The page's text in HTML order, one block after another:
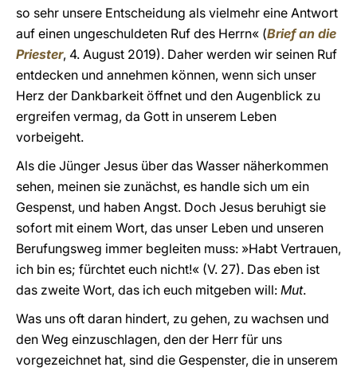
so sehr unsere Entscheidung als vielmehr eine Antwort
auf einen ungeschuldeten Ruf des Herrn« (Brief an die
Priester, 4. August 2019). Daher werden wir seinen Ruf
entdecken und annehmen können, wenn sich unser
Herz der Dankbarkeit öffnet und den Augenblick zu
ergreifen vermag, da Gott in unserem Leben
vorbeigeht.
Als die Jünger Jesus über das Wasser näherkommen
sehen, meinen sie zunächst, es handle sich um ein
Gespenst, und haben Angst. Doch Jesus beruhigt sie
sofort mit einem Wort, das unser Leben und unseren
Berufungsweg immer begleiten muss: »Habt Vertrauen,
ich bin es; fürchtet euch nicht!« (V. 27). Das eben ist
das zweite Wort, das ich euch mitgeben will: Mut.
Was uns oft daran hindert, zu gehen, zu wachsen und
den Weg einzuschlagen, den der Herr für uns
vorgezeichnet hat, sind die Gespenster, die in unserem